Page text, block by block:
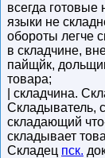
всегда готовые
языки не
обороты легче
в складчине,
пайщйк,
товара;
| складчина.
Складыватель,
складающий
складывает
Складец пск.